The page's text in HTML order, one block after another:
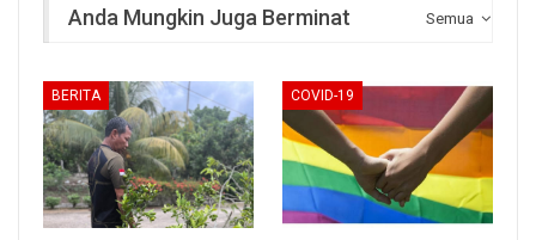
Semua
Anda Mungkin Juga Berminat
BERITA COVID-19